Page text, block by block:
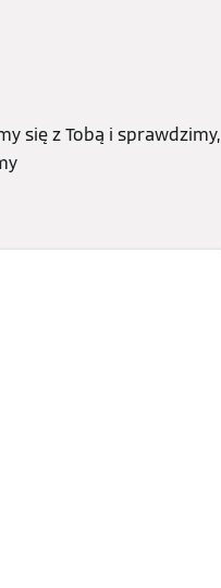
się z Tobą i sprawdzimy,